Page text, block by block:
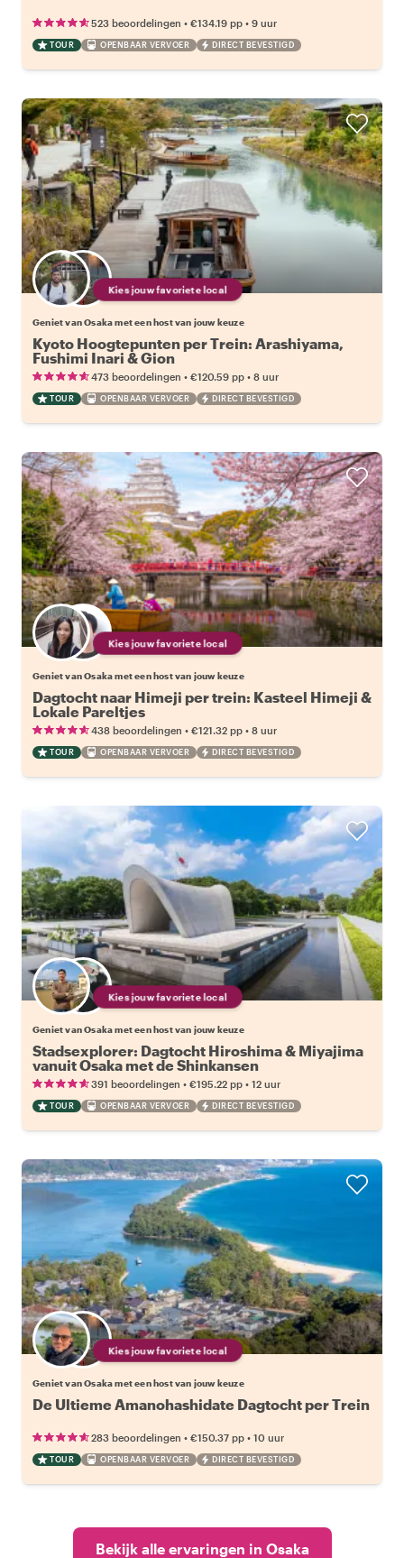
523 beoordelingen • €134.19 pp • 9 uur
TOUR OPENBAAR VERVOER DIRECT BEVESTIGD
Kies jouw favoriete local
Geniet van Osaka met een host van jouw keuze
Kyoto Hoogtepunten per Trein: Arashiyama,
Fushimi Inari & Gion
473 beoordelingen • €120.59 pp • 8 uur
TOUR OPENBAAR VERVOER DIRECT BEVESTIGD
Kies jouw favoriete local
Geniet van Osaka met een host van jouw keuze
Dagtocht naar Himeji per trein: Kasteel Himeji &
Lokale Pareltjes
438 beoordelingen • €121.32 pp • 8 uur
TOUR OPENBAAR VERVOER DIRECT BEVESTIGD
Kies jouw favoriete local
Geniet van Osaka met een host van jouw keuze
Stadsexplorer: Dagtocht Hiroshima & Miyajima
vanuit Osaka met de Shinkansen
391 beoordelingen • €195.22 pp • 12 uur
TOUR OPENBAAR VERVOER DIRECT BEVESTIGD
Kies jouw favoriete local
Geniet van Osaka met een host van jouw keuze
De Ultieme Amanohashidate Dagtocht per Trein
283 beoordelingen • €150.37 pp • 10 uur
TOUR OPENBAAR VERVOER DIRECT BEVESTIGD
Bekijk alle ervaringen in Osaka